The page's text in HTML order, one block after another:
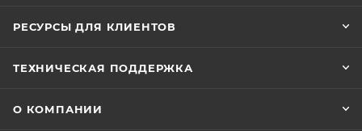
РЕСУРСЫ ДЛЯ КЛИЕНТОВ
ТЕХНИЧЕСКАЯ ПОДДЕРЖКА
О КОМПАНИИ